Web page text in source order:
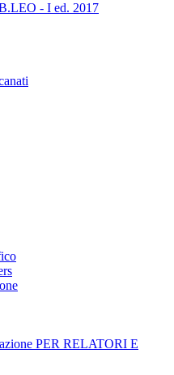
- I ed. 2017
PER RELATORI E